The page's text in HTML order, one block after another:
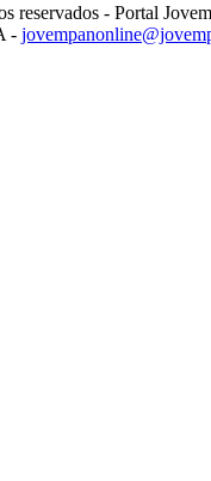
reservados - Portal
-